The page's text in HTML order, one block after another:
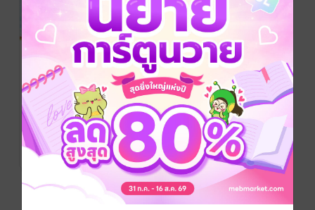
SET ซีรีส์ชุด
เพียงรัก
ทิพย์ทิวา
นิยายรัก
2 Rating